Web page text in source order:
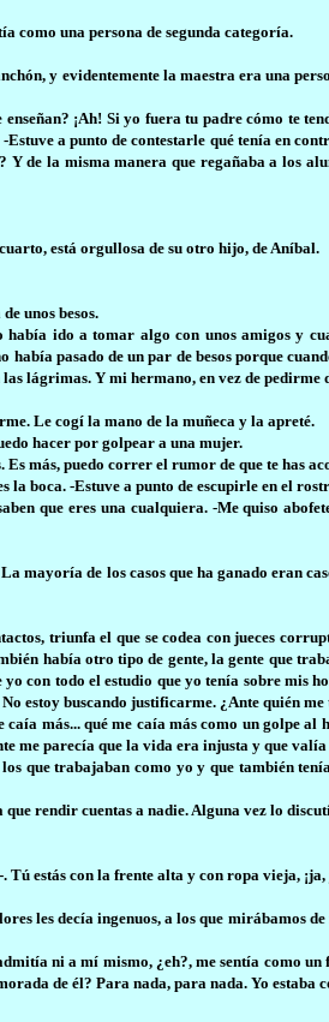
como una persona de segunda categoría.
y evidentemente la maestra era una
¡Ah! Si yo fuera tu padre cómo te
a punto de contestarle qué tenía en
la misma manera que regañaba a los
está orgullosa de su otro hijo, de Aníbal.
unos besos.
ido a tomar algo con unos amigos y
pasado de un par de besos porque
lágrimas. Y mi hermano, en vez de pedirme
Le cogí la mano de la muñeca y la apreté.
hacer por golpear a una mujer.
más, puedo correr el rumor de que te has
la boca. -Estuve a punto de escupirle en el
que eres una cualquiera. -Me quiso
mayoría de los casos que ha ganado eran
triunfa el que se codea con jueces
había otro tipo de gente, la gente que
con todo el estudio que yo tenía sobre mis
estoy buscando justificarme. ¿Ante quién
más... qué me caía más como un golpe
parecía que la vida era injusta y que valía
que trabajaban como yo y que también
rendir cuentas a nadie. Alguna vez lo
estás con la frente alta y con ropa vieja,
les decía ingenuos, a los que mirábamos
ni a mí mismo, ¿eh?, me sentía como
de él? Para nada, para nada. Yo